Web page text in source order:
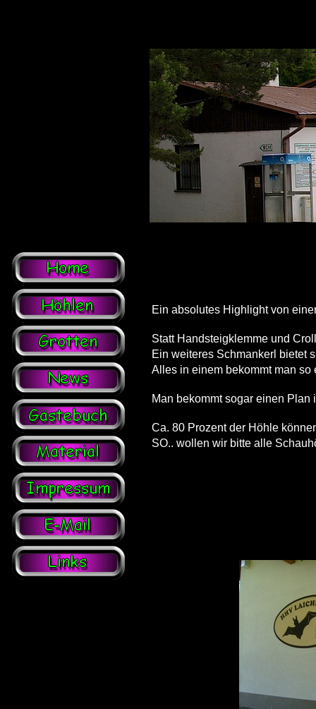
Ein absolutes Highlight von
Statt Handsteigklemme und
Ein weiteres Schmankerl bietet
Alles in einem bekommt man so
Man bekommt sogar einen
Ca. 80 Prozent der Höhle
SO.. wollen wir bitte alle